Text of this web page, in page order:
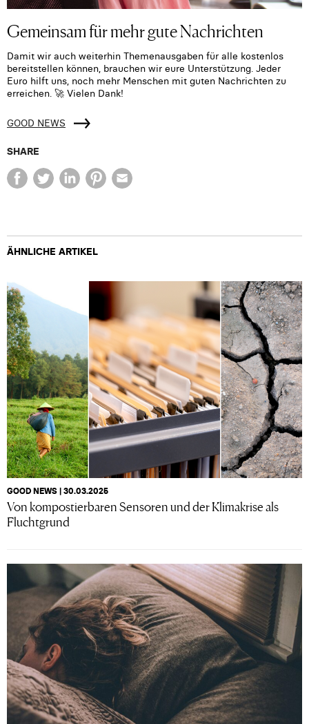
Gemeinsam für mehr gute Nachrichten
Damit wir auch weiterhin Themenausgaben für alle kostenlos
bereitstellen können, brauchen wir eure Unterstützung. Jeder
Euro hilft uns, noch mehr Menschen mit guten Nachrichten zu
erreichen. 🚀 Vielen Dank!
GOOD NEWS
SHARE
ÄHNLICHE ARTIKEL
GOOD NEWS | 30.03.2025
Von kompostierbaren Sensoren und der Klimakrise als
Fluchtgrund